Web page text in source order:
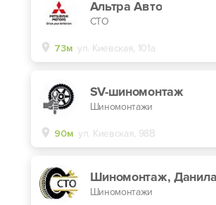
Альтра Авто
СТО
73м ул. Киевская, 101а
SV-шиномонтаж
Шиномонтажи
90м ул. Киевская, 98В
Шиномонтажи